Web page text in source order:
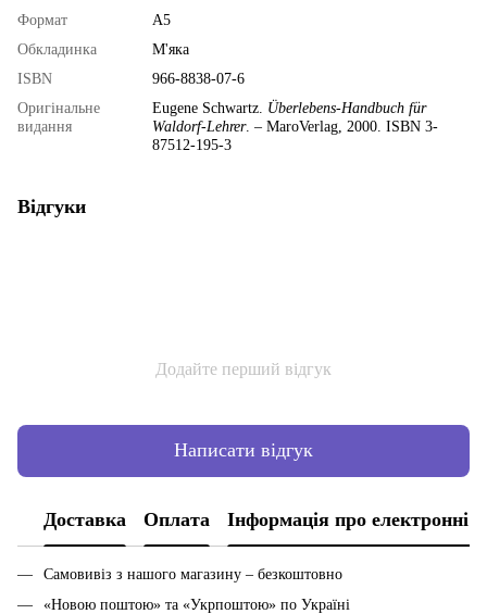
Формат
А5
Обкладинка
М'яка
ISBN
966-8838-07-6
Оригінальне
видання
Eugene Schwartz. Überlebens-Handbuch für
Waldorf-Lehrer. – MaroVerlag, 2000. ISBN 3-
87512-195-3
Відгуки
Додайте перший відгук
Написати відгук
Доставка Оплата Інформація про електронні
Самовивіз з нашого магазину – безкоштовно
«Новою поштою» та «Укрпоштою» по Україні